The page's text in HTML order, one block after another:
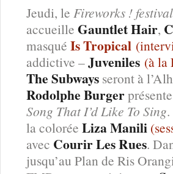
Jeudi, le Fireworks ! festival
accueille Gauntlet Hair,
masqué Is Tropical
addictive –Juveniles (à la
The Subways seront à
Rodolphe Burger
Song That I’d Like To Sing
la colorée Liza Manili
avec Courir Les Rues.
jusqu’au Plan de Ris